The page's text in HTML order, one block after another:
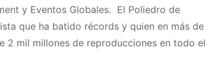
y Eventos Globales. El Poliedro de
que ha batido récords y quien en más de
2 mil millones de reproducciones en todo el